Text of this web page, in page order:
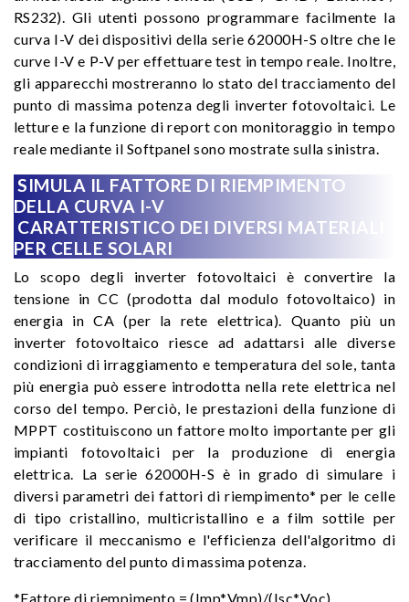
RS232). Gli utenti possono programmare facilmente la
curva I-V dei dispositivi della serie 62000H-S oltre che le
curve I-V e P-V per effettuare test in tempo reale. Inoltre,
gli apparecchi mostreranno lo stato del tracciamento del
punto di massima potenza degli inverter fotovoltaici. Le
letture e la funzione di report con monitoraggio in tempo
reale mediante il Softpanel sono mostrate sulla sinistra.
SIMULA IL FATTORE DI RIEMPIMENTO
DELLA CURVA I-V
CARATTERISTICO DEI DIVERSI MATERIALI
PER CELLE SOLARI
Lo scopo degli inverter fotovoltaici è convertire la
tensione in CC (prodotta dal modulo fotovoltaico) in
energia in CA (per la rete elettrica). Quanto più un
inverter fotovoltaico riesce ad adattarsi alle diverse
condizioni di irraggiamento e temperatura del sole, tanta
più energia può essere introdotta nella rete elettrica nel
corso del tempo. Perciò, le prestazioni della funzione di
MPPT costituiscono un fattore molto importante per gli
impianti fotovoltaici per la produzione di energia
elettrica. La serie 62000H-S è in grado di simulare i
diversi parametri dei fattori di riempimento* per le celle
di tipo cristallino, multicristallino e a film sottile per
verificare il meccanismo e l'efficienza dell'algoritmo di
tracciamento del punto di massima potenza.
*Fattore di riempimento = (Imp*Vmp)/(Isc*Voc)